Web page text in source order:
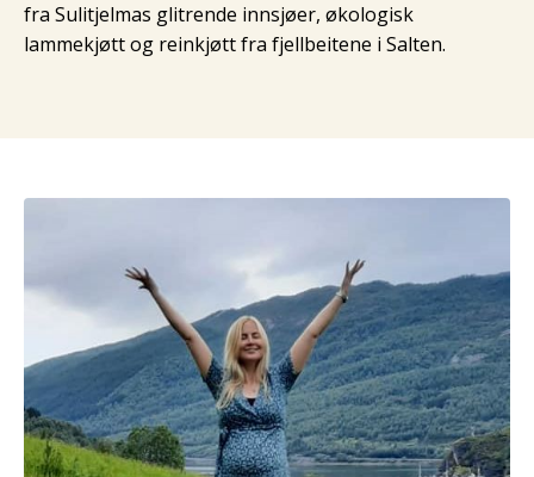
fra Sulitjelmas glitrende innsjøer, økologisk
lammekjøtt og reinkjøtt fra fjellbeitene i Salten.